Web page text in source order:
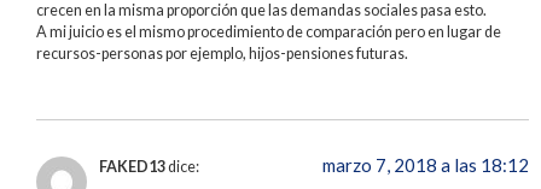
crecen en la misma proporción que las demandas sociales pasa esto.
A mi juicio es el mismo procedimiento de comparación pero en lugar de
recursos-personas por ejemplo, hijos-pensiones futuras.
FAKED13dice: marzo 7, 2018 a las 18:12